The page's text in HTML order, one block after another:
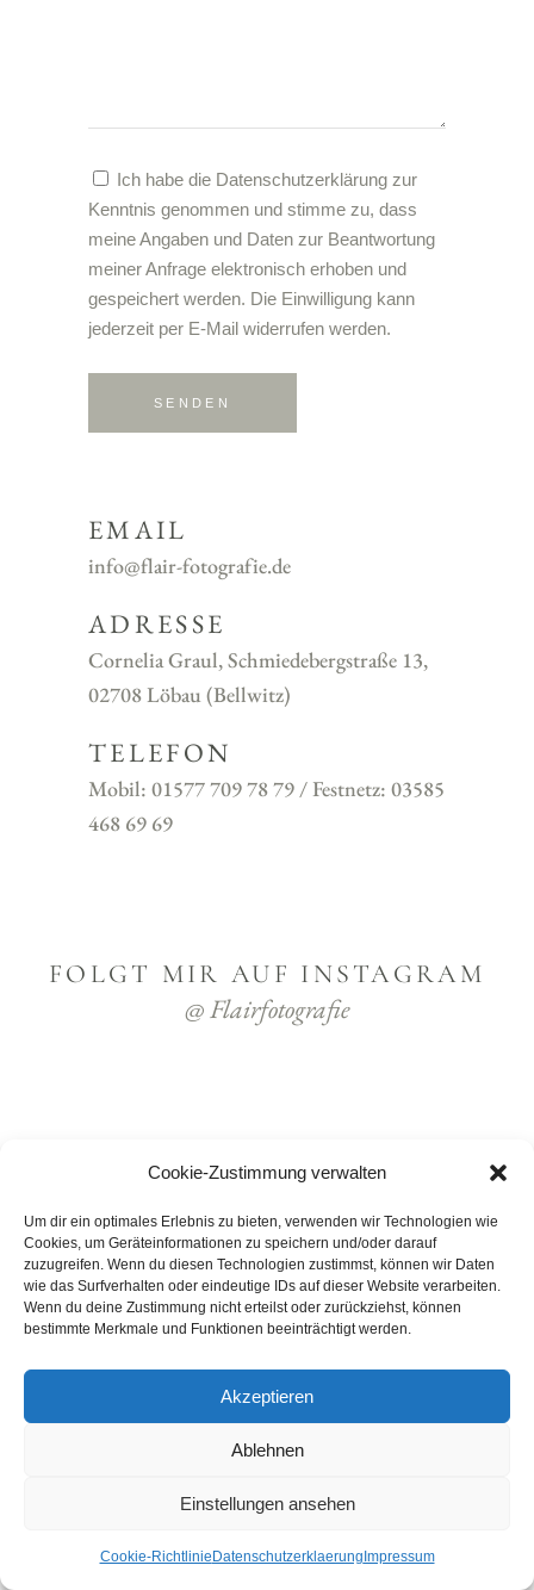
Cookie-Zustimmung verwalten
Um dir ein optimales Erlebnis zu bieten, verwenden wir Technologien wie
Cookies, um Geräteinformationen zu speichern und/oder darauf
zuzugreifen. Wenn du diesen Technologien zustimmst, können wir Daten
wie das Surfverhalten oder eindeutige IDs auf dieser Website verarbeiten.
Wenn du deine Zustimmung nicht erteilst oder zurückziehst, können
bestimmte Merkmale und Funktionen beeinträchtigt werden.
Akzeptieren
Ablehnen
Einstellungen ansehen
Cookie-Richtlinie Datenschutzerklaerung Impressum
Ich habe die Datenschutzerklärung zur
Kenntnis genommen und stimme zu, dass
meine Angaben und Daten zur Beantwortung
meiner Anfrage elektronisch erhoben und
gespeichert werden. Die Einwilligung kann
jederzeit per E-Mail widerrufen werden.
SENDEN
EMAIL
info@flair-fotografie.de
ADRESSE
Cornelia Graul, Schmiedebergstraße 13,
02708 Löbau (Bellwitz)
TELEFON
Mobil: 01577 709 78 79 / Festnetz: 03585
468 69 69
FOLGT MIR AUF INSTAGRAM
@ Flairfotografie
FOLGT MIR